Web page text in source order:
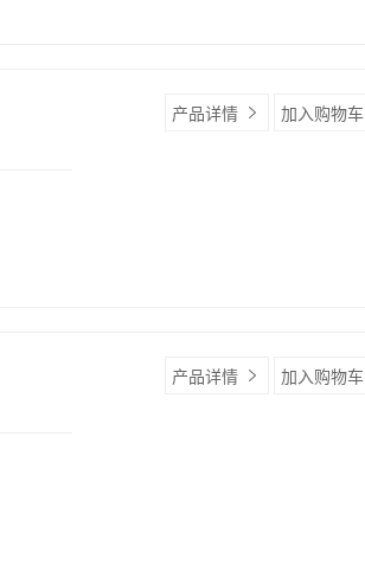
产品详情 加入购物车
产品详情 加入购物车